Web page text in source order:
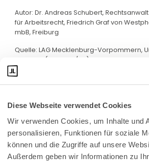
Diese Webseite verwendet Cookies
Wir verwenden Cookies, um Inhalte und
personalisieren, Funktionen für soziale
können und die Zugriffe auf unsere
Außerdem geben wir Informationen zu
Autor: Dr. Andreas Schubert,
für Arbeitsrecht, Friedrich Graf von
mbB, Freiburg
Quelle: LAG Mecklenburg-Vorpommern,
28.1.2025 (5 SLa 159/24)